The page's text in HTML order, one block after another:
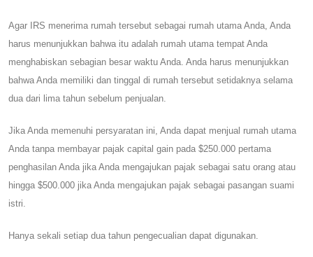
Agar IRS menerima rumah tersebut sebagai rumah utama Anda, Anda
harus menunjukkan bahwa itu adalah rumah utama tempat Anda
menghabiskan sebagian besar waktu Anda. Anda harus menunjukkan
bahwa Anda memiliki dan tinggal di rumah tersebut setidaknya selama
dua dari lima tahun sebelum penjualan.
Jika Anda memenuhi persyaratan ini, Anda dapat menjual rumah utama
Anda tanpa membayar pajak capital gain pada $250.000 pertama
penghasilan Anda jika Anda mengajukan pajak sebagai satu orang atau
hingga $500.000 jika Anda mengajukan pajak sebagai pasangan suami
istri.
Hanya sekali setiap dua tahun pengecualian dapat digunakan.